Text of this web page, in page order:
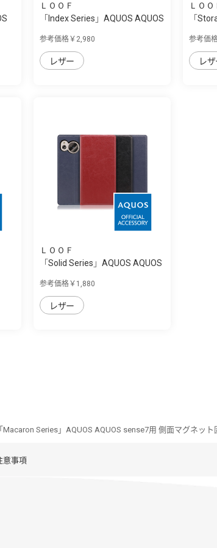
ＬＯＯＦ
「Index Series」AQUOS AQUOS
参考価格￥2,980
レザー
ＬＯＯ
「
参考価
レ
ＬＯＯＦ
「Solid Series」AQUOS AQUOS
参考価格￥1,880
レザー
Macaron Series」AQUOS AQUOS sense7用 側面マグネッ
意事項